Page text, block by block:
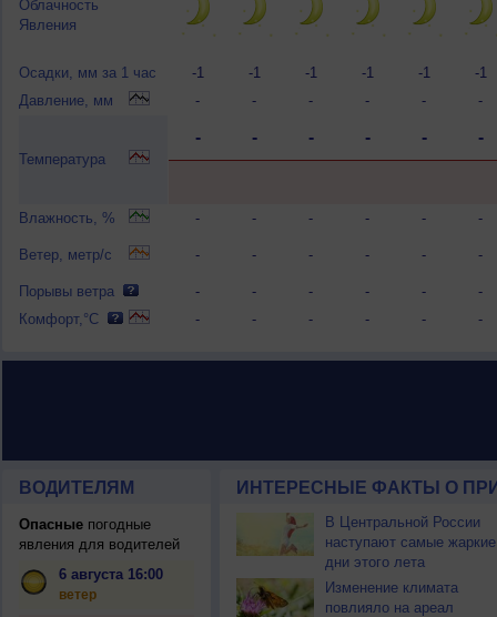
Облачность
Явления
Осадки, мм за 1 час
Давление, мм
Температура
Влажность, %
Ветер, метр/с
Порывы ветра
Комфорт,°C
-1
-
-
-
-
-
-
-1
-
-
-
-
-
-
-1
-
-
-
-
-
-
-1
-
-
-
-
-
-
-1
-
-
-
-
-
-
-1
-
-
-
-
-
-
ВОДИТЕЛЯМ
Опасныепогодные
явления для водителей
6 августа 16:00
ветер
ИНТЕРЕСНЫЕ ФАКТЫ О
В Центральной России
наступают самые жаркие
дни этого лета
Изменение климата
повлияло на ареал